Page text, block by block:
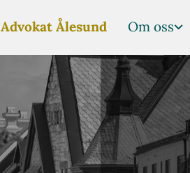
Advokat Ålesund Om oss